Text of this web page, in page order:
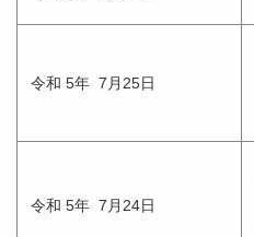
令和 5年 7月25日
令和 5年 7月24日